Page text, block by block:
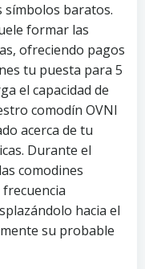
símbolos baratos.
formar las
ofreciendo pagos
tu puesta para 5
el capacidad de
comodín OVNI
acerca de tu
Durante el
comodines
hacia el
su probable